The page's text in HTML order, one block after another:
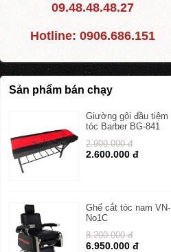
09.48.48.48.27
Hotline: 0906.686.151
Sản phẩm bán chạy
Giường gội đầu tiệm
tóc Barber BG-841
2.900.000 đ
2.600.000 đ
Ghế cắt tóc nam VN-
No1C
8.200.000 đ
6.950.000 đ